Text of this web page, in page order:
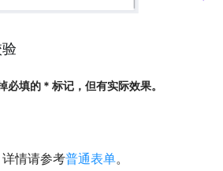
必填的 * 标记，但有实际效果。
情请参考普通表单。